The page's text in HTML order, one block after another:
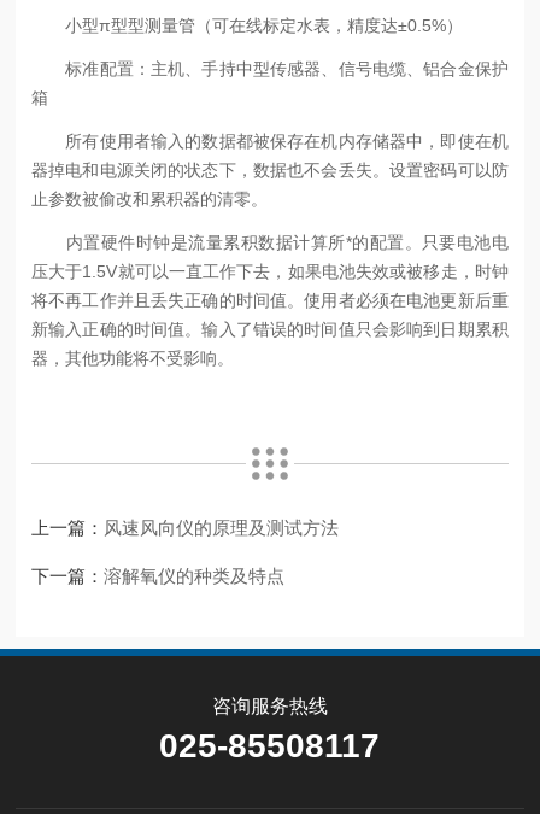
小型π型型测量管（可在线标定水表，精度达±0.5%）
标准配置：主机、手持中型传感器、信号电缆、铝合金保护
箱
所有使用者输入的数据都被保存在机内存储器中，即使在机
器掉电和电源关闭的状态下，数据也不会丢失。设置密码可以防
止参数被偷改和累积器的清零。
内置硬件时钟是流量累积数据计算所*的配置。只要电池电
压大于1.5V就可以一直工作下去，如果电池失效或被移走，时钟
将不再工作并且丢失正确的时间值。使用者必须在电池更新后重
新输入正确的时间值。输入了错误的时间值只会影响到日期累积
器，其他功能将不受影响。
上一篇： 风速风向仪的原理及测试方法
下一篇：溶解氧仪的种类及特点
咨询服务热线
025-85508117